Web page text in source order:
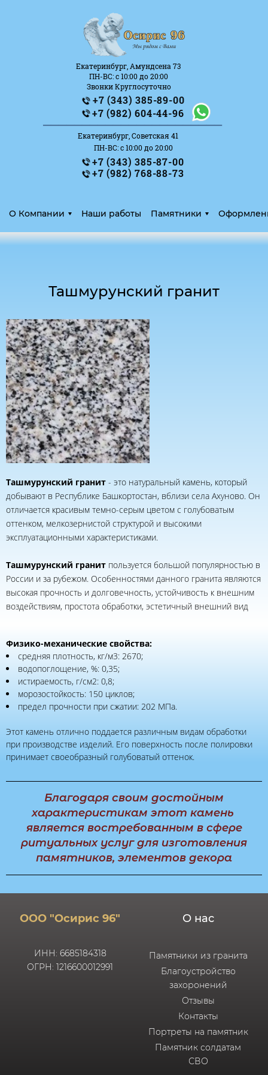
+7 (982) 604-44-96
+7 (343) 385-87-00
Екатеринбург, Амундсена 73
Екатеринбург, Советская 41
ПН-ВС: с 10:00 до 20:00
Звонки Круглосуточно
ПН-ВС: с 10:00 до 20:00
_______________________
+7 (982) 768-88-73
+7 (343) 385-89-00
О Компании Наши работы Памятники
Ташмурунский гранит
Ташмурунский гранит - это натуральный камень, который
добывают в Республике Башкортостан, вблизи села Ахуново. Он
отличается красивым темно-серым цветом с голубоватым
оттенком, мелкозернистой структурой и высокими
эксплуатационными характеристиками.
Ташмурунский гранит пользуется большой популярностью в
России и за рубежом. Особенностями данного гранита являются
высокая прочность и долговечность, устойчивость к внешним
воздействиям, простота обработки, эстетичный внешний вид
Физико-механические свойства:
средняя плотность, кг/м3: 2670;
водопоглощение, %: 0,35;
истираемость, г/см2: 0,8;
морозостойкость: 150 циклов;
предел прочности при сжатии: 202 МПа.
Этот камень отлично поддается различным видам обработки
при производстве изделий. Его поверхность после полировки
принимает своеобразный голубоватый оттенок.
Благодаря своим достойным
характеристикам этот камень
является востребованным в сфере
ритуальных услуг для изготовления
памятников, элементов декора
ООО "Осирис 96"
ИНН: 6685184318
ОГРН: 1216600012991
О нас
Памятники из гранита
Благоустройство
захоронений
Отзывы
Контакты
Портреты на памятник
Памятник солдатам
СВО